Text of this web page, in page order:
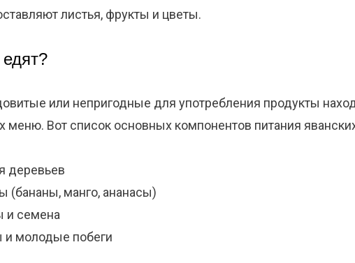
листья, фрукты и цветы.
или непригодные для употребления продукты
меню. Вот список основных компонентов питания
деревьев
(бананы, манго, ананасы)
и семена
и молодые побеги